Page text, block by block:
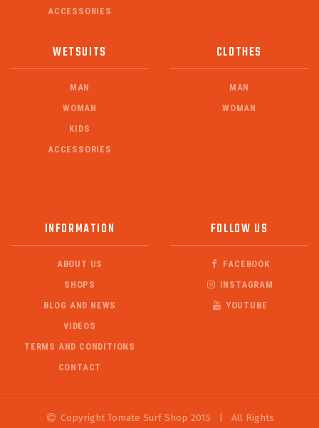
ACCESSORIES
WETSUITS
MAN
WOMAN
KIDS
ACCESSORIES
CLOTHES
MAN
WOMAN
INFORMATION
ABOUT US
SHOPS
BLOG AND NEWS
VIDEOS
TERMS AND CONDITIONS
CONTACT
FOLLOW US
FACEBOOK
INSTAGRAM
YOUTUBE
Copyright Tomate Surf Shop 2015
All Rights